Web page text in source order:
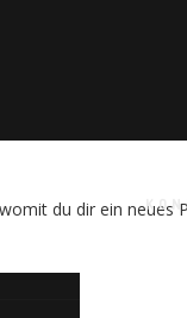
du dir ein neues